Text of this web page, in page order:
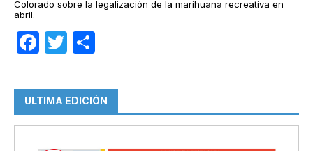
Colorado sobre la legalización de la marihuana recreativa en
abril.
Facebook
Twitter
ULTIMA EDICIÓN